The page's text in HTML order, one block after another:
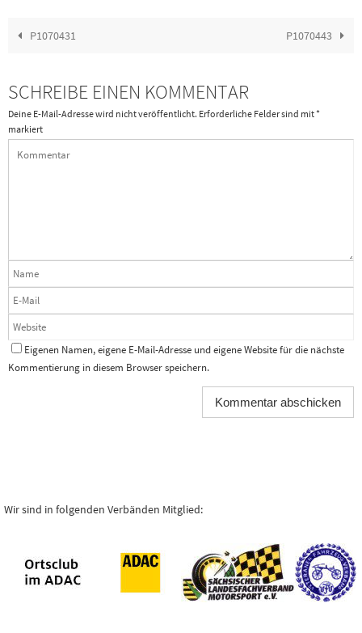
P1070431 P1070443
SCHREIBE EINEN KOMMENTAR
Deine E-Mail-Adresse wird nicht veröffentlicht. Erforderliche Felder sind mit*
markiert
Eigenen Namen, eigene E-Mail-Adresse und eigene Website für die nächste
Kommentierung in diesem Browser speichern.
Wir sind in folgenden Verbänden Mitglied: